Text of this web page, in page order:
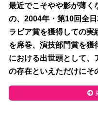
最近でこそやや影が薄く
の、2004年・第10回全
ラビア賞を獲得しての実
を席巻、演技部門賞を獲
における出世頭として、
の存在といえただけにそ